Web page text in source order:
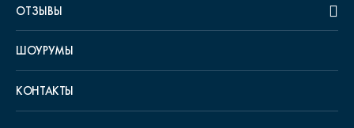
ОТЗЫВЫ
ШОУРУМЫ
КОНТАКТЫ